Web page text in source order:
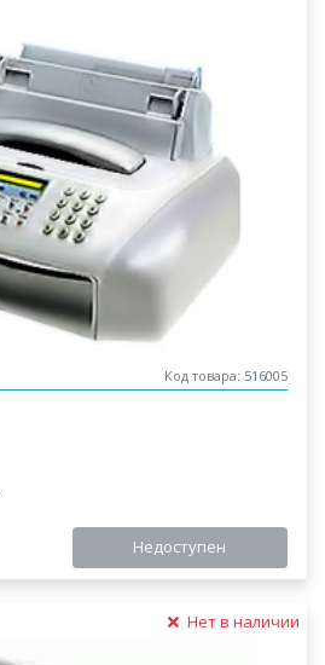
Код товара: 516005
Недоступен
Нет в наличии